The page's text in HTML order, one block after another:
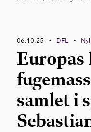
06.10.25 • DFL •
Europas
samlet i